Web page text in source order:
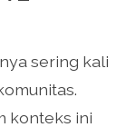
sering kali
konteks ini